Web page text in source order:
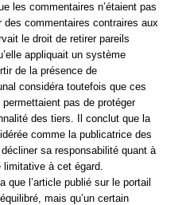
les commentaires n’étaient pas
des commentaires contraires aux
le droit de retirer pareils
appliquait un système
de la présence de
considéra toutefois que ces
pas de protéger
des tiers. Il conclut que la
comme la publicatrice des
sa responsabilité quant à
limitative à cet égard.
que l’article publié sur le portail
mais qu’un certain